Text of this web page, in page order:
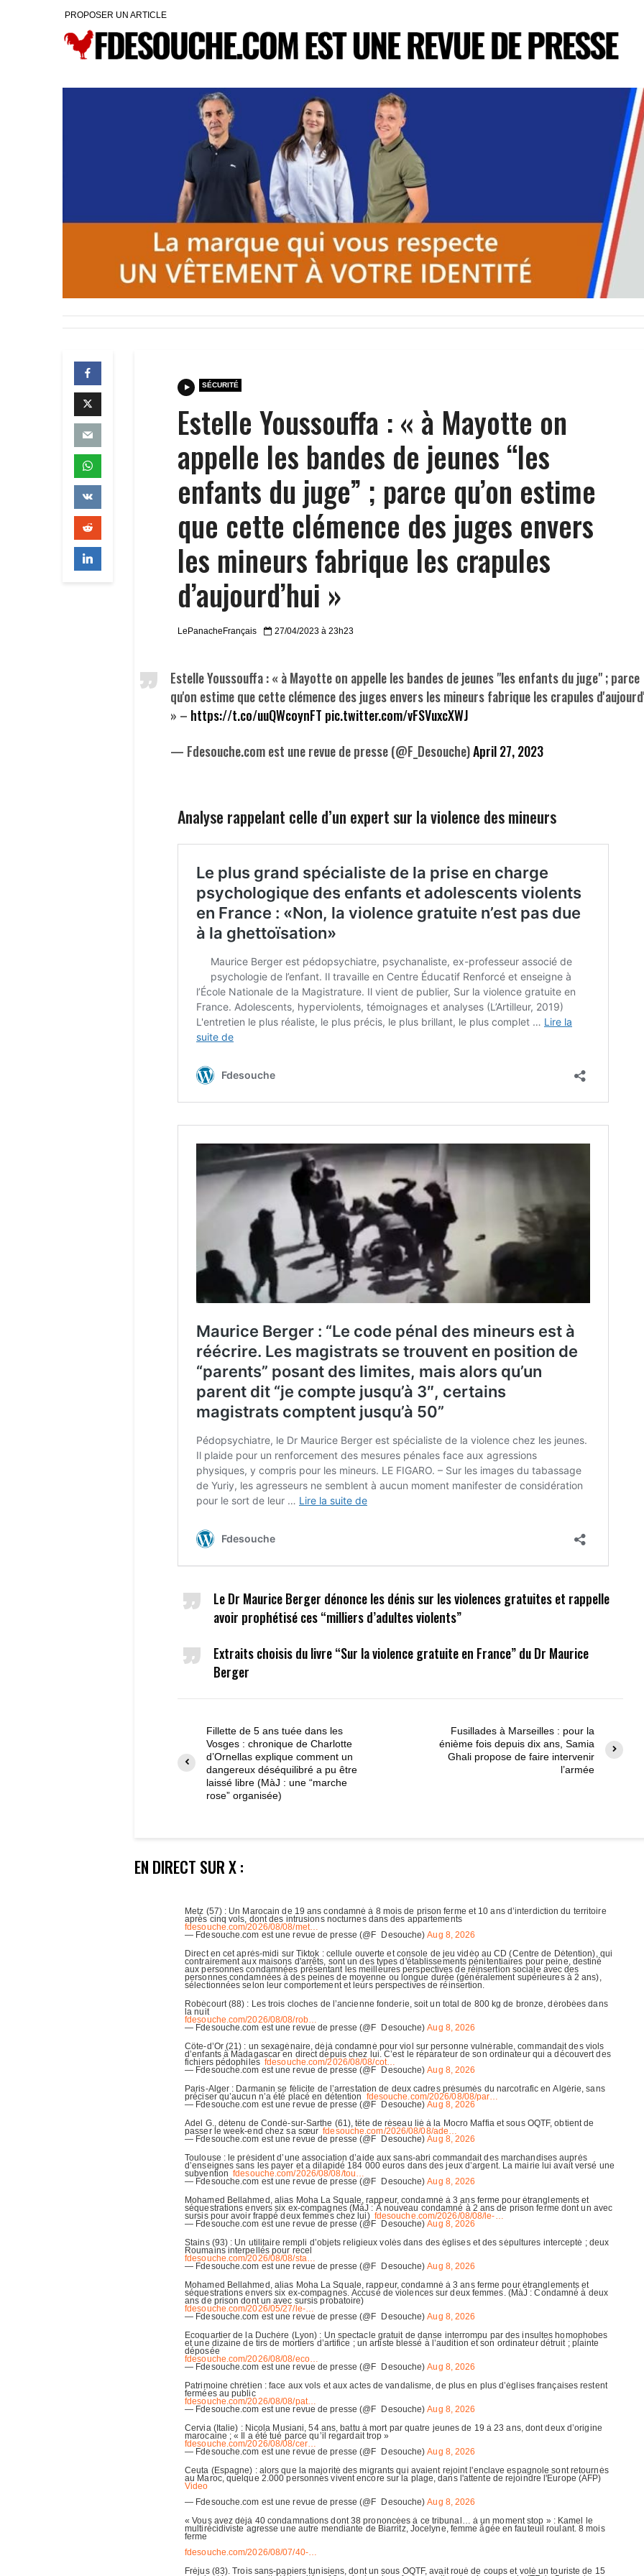
PROPOSER UN ARTICLE
SÉCURITÉ
Estelle Youssouffa : « à Mayotte on
appelle les bandes de jeunes “les
enfants du juge” ; parce qu’on estime
que cette clémence des juges envers
les mineurs fabrique les crapules
d’aujourd’hui »
LePanacheFrançais 27/04/2023 à 23h23
Estelle Youssouffa : « à Mayotte on appelle les bandes de jeunes "les enfants du juge" ; parce
qu'on estime que cette clémence des juges envers les mineurs fabrique les crapules
» – https://t.co/uuQWcoynFT pic.twitter.com/vFSVuxcXWJ
— Fdesouche.com est une revue de presse (@F_Desouche)April 27, 2023
Analyse rappelant celle d’un expert sur la violence des mineurs
Le Dr Maurice Berger dénonce les dénis sur les violences gratuites et rappelle
avoir prophétisé ces “milliers d’adultes violents”
Extraits choisis du livre “Sur la violence gratuite en France” du Dr Maurice
Berger
Fillette de 5 ans tuée dans les
Vosges : chronique de Charlotte
d’Ornellas explique comment un
dangereux déséquilibré a pu être
laissé libre (MàJ : une “marche
rose” organisée)
Fusillades à Marseilles : pour la
énième fois depuis dix ans, Samia
Ghali propose de faire intervenir
l’armée
EN DIRECT SUR X :